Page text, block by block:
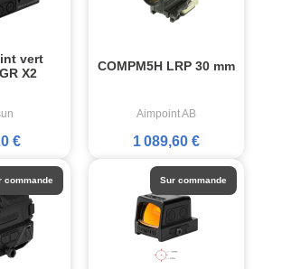
vert
X2
€
COMPM5H LRP 30 mm
Aimpoint AB
1 089,60 €
commande Sur commande